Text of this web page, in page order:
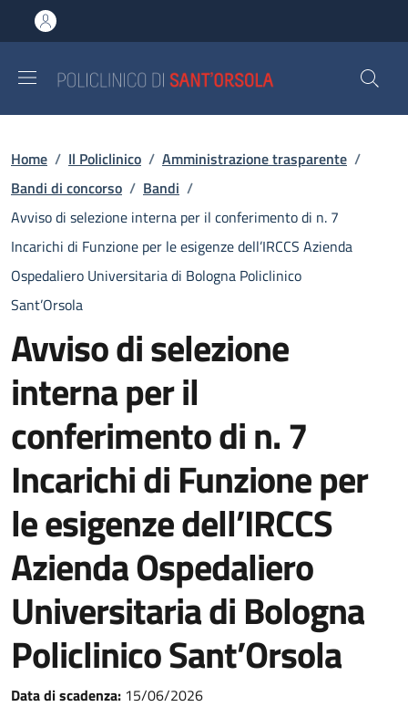
al contenuto principale
to footer content
Briciole di pane
Home / Il Policlinico / Amministrazione trasparente /
Bandi di concorso / Bandi /
Avviso di selezione interna per il conferimento di n. 7
Incarichi di Funzione per le esigenze dell’IRCCS Azienda
Ospedaliero Universitaria di Bologna Policlinico
Sant’Orsola
Avviso di selezione
interna per il
conferimento di n. 7
Incarichi di Funzione per
le esigenze dell’IRCCS
Azienda Ospedaliero
Universitaria di Bologna
Policlinico Sant’Orsola
Data di scadenza: 15/06/2026